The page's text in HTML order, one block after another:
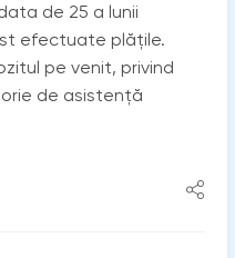
de 25 a lunii
efectuate plăţile.
pe venit, privind
de asistenţă